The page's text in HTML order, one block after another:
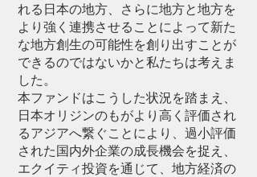
れる日本の地方、さらに地方と地方を
より強く連携させることによって新た
な地方創生の可能性を創り出すことが
できるのではないかと私たちは考えま
した。
本ファンドはこうした状況を踏まえ、
日本オリジンのもがより高く評価され
るアジアへ繋ぐことにより、過小評価
された国内外企業の成長機会を捉え、
エクイティ投資を通じて、地方経済の